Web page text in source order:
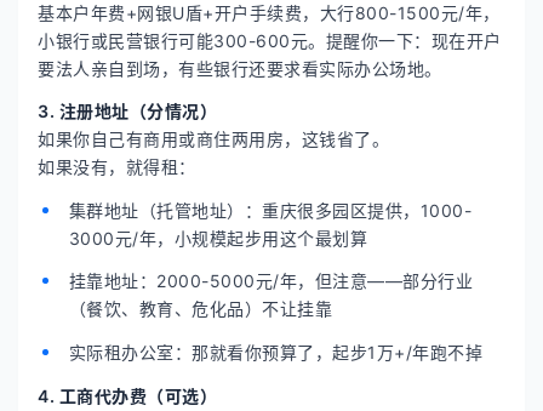
基本户年费+网银U盾+开户手续费，大行800-1500元/年，
小银行或民营银行可能300-600元。提醒你一下：现在开户
要法人亲自到场，有些银行还要求看实际办公场地。
3. 注册地址（分情况）
如果你自己有商用或商住两用房，这钱省了。
如果没有，就得租：
集群地址（托管地址）：重庆很多园区提供，1000-
3000元/年，小规模起步用这个最划算
挂靠地址：2000-5000元/年，但注意——部分行业
（餐饮、教育、危化品）不让挂靠
实际租办公室：那就看你预算了，起步1万+/年跑不掉
4. 工商代办费（可选）